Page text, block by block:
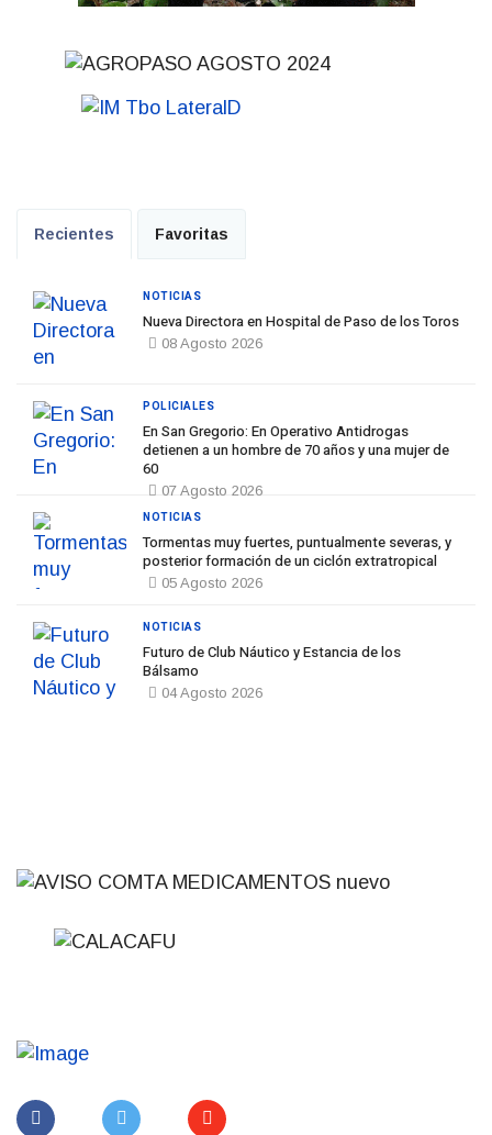
Recientes Favoritas
Nueva Directora en Hospital de Paso de los Toros
08 Agosto 2026
NOTICIAS
En San Gregorio: En Operativo Antidrogas
detienen a un hombre de 70 años y una mujer de
60
07 Agosto 2026
POLICIALES
Tormentas muy fuertes, puntualmente severas, y
posterior formación de un ciclón extratropical
05 Agosto 2026
NOTICIAS
Futuro de Club Náutico y Estancia de los
Bálsamo
04 Agosto 2026
NOTICIAS